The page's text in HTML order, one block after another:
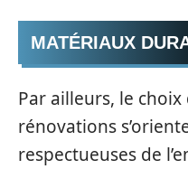
MATÉRIAUX
Par ailleurs, le
rénovations
respectueuses de